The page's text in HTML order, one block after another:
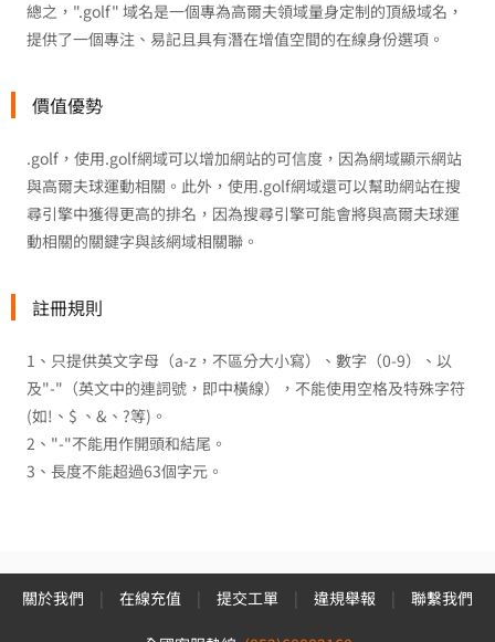
總之，".golf" 域名是一個專為高爾夫領域量身定制的頂級域名，
提供了一個專注、易記且具有潛在增值空間的在線身份選項。
價值優勢
.golf，使用.golf網域可以增加網站的可信度，因為網域顯示網站
與高爾夫球運動相關。此外，使用.golf網域還可以幫助網站在搜
尋引擎中獲得更高的排名，因為搜尋引擎可能會將與高爾夫球運
動相關的關鍵字與該網域相關聯。
註冊規則
1、只提供英文字母（a-z，不區分大小寫）、數字（0-9）、以
及"-"（英文中的連詞號，即中橫線），不能使用空格及特殊字符
(如!、$ 、&、?等)。
2、"-"不能用作開頭和結尾。
3、長度不能超過63個字元。
關於我們 | 在線充值 | 提交工單 | 違規舉報 | 聯繫我們